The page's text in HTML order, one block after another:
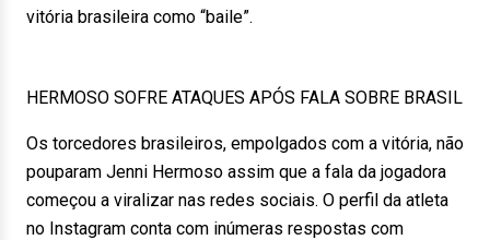
vitória brasileira como “baile”.
HERMOSO SOFRE ATAQUES APÓS FALA SOBRE BRASIL
Os torcedores brasileiros, empolgados com a vitória, não
pouparam Jenni Hermoso assim que a fala da jogadora
começou a viralizar nas redes sociais. O perfil da atleta
no Instagram conta com inúmeras respostas com